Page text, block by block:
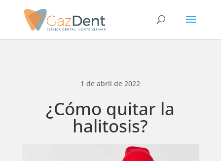
1 de abril de 2022
¿Cómo quitar la
halitosis?